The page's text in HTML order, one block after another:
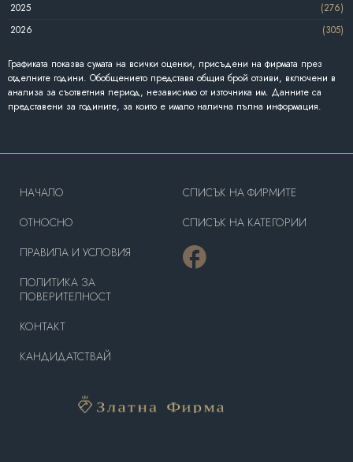
2025
(276)
2026
(305)
Графиката показва сумата на всички оценки, присъдени на фирмата през
отделните години. Обобщението представя общия брой отзиви, включени в
анализа за съответния период, независимо от източника им. Данните са
представени за годините, за които е имало налична пълна информация.
HAЧАЛО
OТНОСНО
ПРАВИЛА И УСЛОВИЯ
ПОЛИТИКА ЗА
ПОВЕРИТЕЛНОСТ
КОНТАКТ
КАНДИДАТСТВАЙ
СПИСЪК НА ФИРМИТЕ
СПИСЪК НА КАТЕГОРИИ